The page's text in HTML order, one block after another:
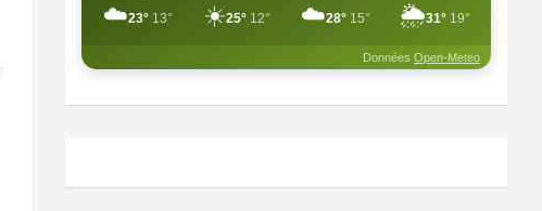
☁️23° 13° ☀️25° 12° ☁️28° 15° 🌦️31° 19°
Données Open-Meteo